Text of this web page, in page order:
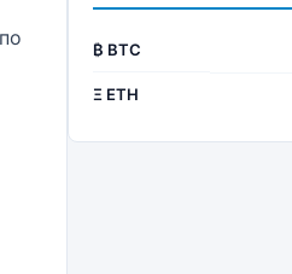
₿ BTC
Ξ ETH